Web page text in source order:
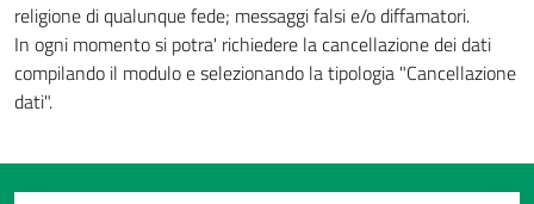
religione di qualunque fede; messaggi falsi e/o diffamatori.
In ogni momento si potra' richiedere la cancellazione dei dati
compilando il modulo e selezionando la tipologia "Cancellazione
dati".